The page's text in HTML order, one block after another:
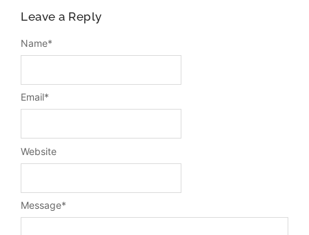
Leave a Reply
Message*
Name*
Email*
Website